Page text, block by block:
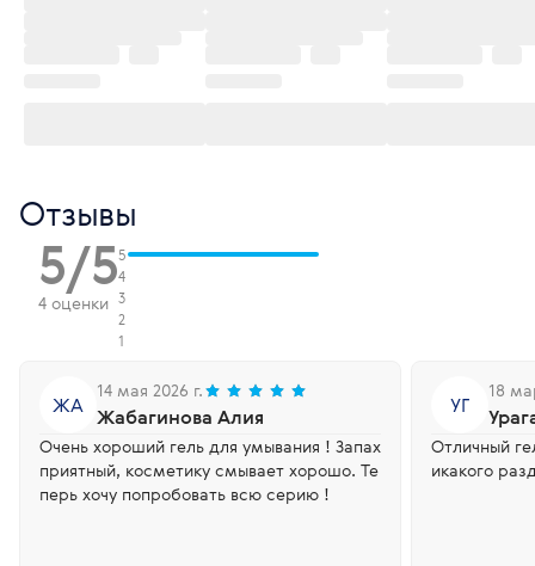
Отзывы
5/5
4 оценки
5
4
3
2
1
ЖА
14 мая 2026 г.
Жабагинова Алия
Очень хороший гель для умывания ! Запах
приятный, косметику смывает хорошо. Те
перь хочу попробовать всю серию !
УГ
18
Отличный
икакого